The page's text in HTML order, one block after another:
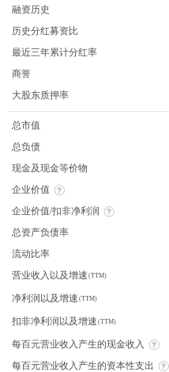
融资历史
历史分红募资比
最近三年累计分红率
商誉
大股东质押率
总市值
总负债
现金及现金等价物
企业价值
企业价值/扣非净利润
总资产负债率
流动比率
营业收入以及增速
净利润以及增速
扣非净利润以及增速
每百元营业收入产生的现金收入
每百元营业收入产生的资本性支出